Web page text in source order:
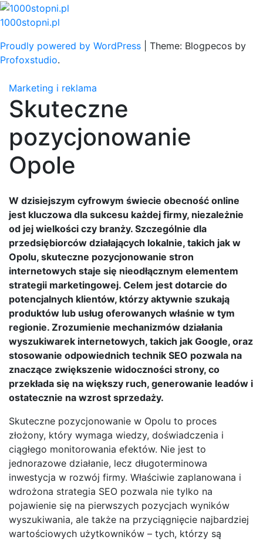
Skip
to
1000stopni.pl
Proudly powered by WordPress
Theme: Blogpecos by
Profoxstudio.
Marketing i reklama
Skuteczne
pozycjonowanie
Opole
W dzisiejszym cyfrowym świecie obecność online
jest kluczowa dla sukcesu każdej firmy, niezależnie
od jej wielkości czy branży. Szczególnie dla
przedsiębiorców działających lokalnie, takich jak w
Opolu, skuteczne pozycjonowanie stron
internetowych staje się nieodłącznym elementem
strategii marketingowej. Celem jest dotarcie do
potencjalnych klientów, którzy aktywnie szukają
produktów lub usług oferowanych właśnie w tym
regionie. Zrozumienie mechanizmów działania
wyszukiwarek internetowych, takich jak Google, oraz
stosowanie odpowiednich technik SEO pozwala na
znaczące zwiększenie widoczności strony, co
przekłada się na większy ruch, generowanie leadów i
ostatecznie na wzrost sprzedaży.
Skuteczne pozycjonowanie w Opolu to proces
złożony, który wymaga wiedzy, doświadczenia i
ciągłego monitorowania efektów. Nie jest to
jednorazowe działanie, lecz długoterminowa
inwestycja w rozwój firmy. Właściwie zaplanowana i
wdrożona strategia SEO pozwala nie tylko na
pojawienie się na pierwszych pozycjach wyników
wyszukiwania, ale także na przyciągnięcie najbardziej
wartościowych użytkowników – tych, którzy są